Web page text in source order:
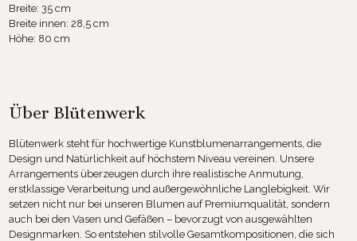
Breite: 35 cm
Breite innen: 28,5 cm
Höhe: 80 cm
Über Blütenwerk
Blütenwerk steht für hochwertige Kunstblumenarrangements, die
Design und Natürlichkeit auf höchstem Niveau vereinen. Unsere
Arrangements überzeugen durch ihre realistische Anmutung,
erstklassige Verarbeitung und außergewöhnliche Langlebigkeit. Wir
setzen nicht nur bei unseren Blumen auf Premiumqualität, sondern
auch bei den Vasen und Gefäßen – bevorzugt von ausgewählten
Designmarken. So entstehen stilvolle Gesamtkompositionen, die sich